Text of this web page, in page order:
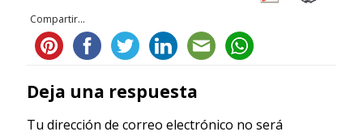
Compartir...
Deja una respuesta
Tu dirección de correo electrónico no será